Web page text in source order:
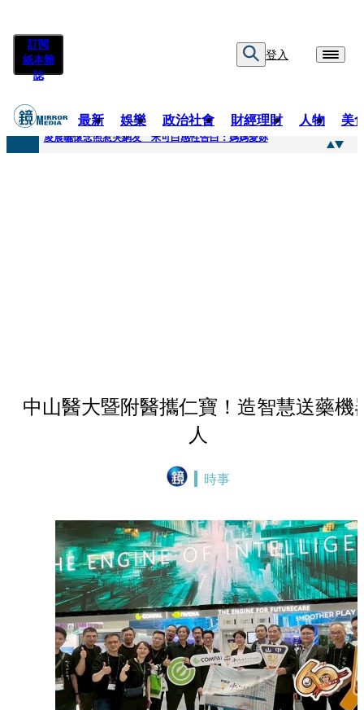
訂閱
紙本雜
誌
登入
最新 娛樂 政治社會 財經理財 人物 美
快訊
凌晨曬懷念照惹哭網友 米可白感性告白：媽媽愛妳
中山醫大暨附醫攜仁寶！造智慧送藥機
人
時事